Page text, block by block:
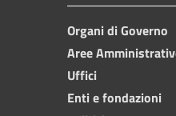
Organi di Governo
Aree
Uffici
Enti e fondazioni